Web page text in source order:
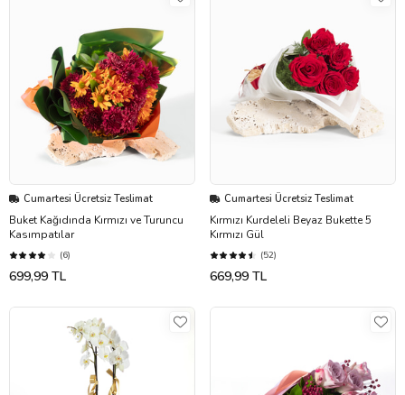
Cumartesi Ücretsiz Teslimat
Buket Kağıdında Kırmızı ve Turuncu
Kasımpatılar
(6)
699,99 TL
Cumartesi Ücretsiz Teslimat
Kırmızı Kurdeleli Beyaz Bukette 5
Kırmızı Gül
(52)
669,99 TL